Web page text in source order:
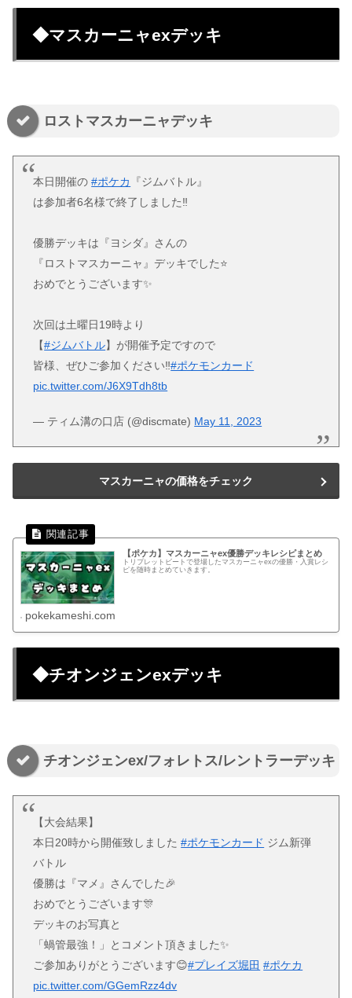
◆マスカーニャexデッキ
ロストマスカーニャデッキ
本日開催の#ポケカ
『ジムバトル』
は参加者6名様で終了しました‼
優勝デッキは『ヨシダ』さんの
『ロストマスカーニャ』デッキでした⭐
おめでとうございます✨
次回は土曜日19時より
【#ジムバトル】が開催予定ですので
皆様、ぜひご参加ください‼#ポケモンカード
pic.twitter.com/J6X9Tdh8tb
— ティム溝の口店 (@discmate) May 11, 2023
マスカーニャの価格をチェック
【ポケカ】マスカーニャex優勝デッキレシピまとめ
トリプレットビートで登場したマスカーニャexの優勝・入賞レシ
ピを随時まとめていきます。
pokekameshi.com
◆チオンジェンexデッキ
チオンジェンex/フォレトス/レントラーデッキ
【大会結果】
本日20時から開催致しました#ポケモンカード ジム新弾
バトル
優勝は『マメ』さんでした🎉
おめでとうございます🎊
デッキのお写真と
「蝸管最強！」とコメント頂きました✨
ご参加ありがとうございます😊#プレイズ堀田 #ポケカ
pic.twitter.com/GGemRzz4dv